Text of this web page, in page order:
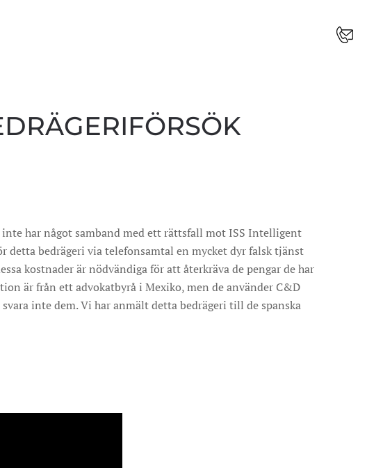
har något samband med ett rättsfall mot ISS Intelligent
bedrägeri via telefonsamtal en mycket dyr falsk tjänst
kostnader är nödvändiga för att återkräva de pengar de har
är från ett advokatbyrå i Mexiko, men de använder C&D
inte dem. Vi har anmält detta bedrägeri till de spanska